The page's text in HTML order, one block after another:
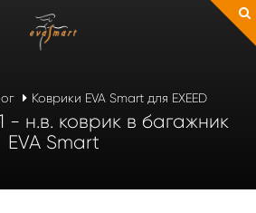
Коврики EVA Smart для EXEED
- н.в. коврик в багажник
EVA Smart